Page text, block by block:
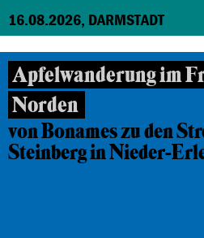
16.08.2026, DARMSTADT
Apfelwanderung im
Norden
von Bonames zu den
Steinberg in Nieder-